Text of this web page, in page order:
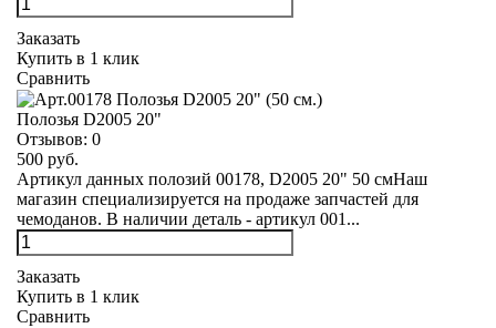
Заказать
Купить в 1 клик
Сравнить
Полозья D2005 20"
Отзывов: 0
500 руб.
Артикул данных полозий 00178, D2005 20" 50 смНаш
магазин специализируется на продаже запчастей для
чемоданов. В наличии деталь - артикул 001...
Заказать
Купить в 1 клик
Сравнить